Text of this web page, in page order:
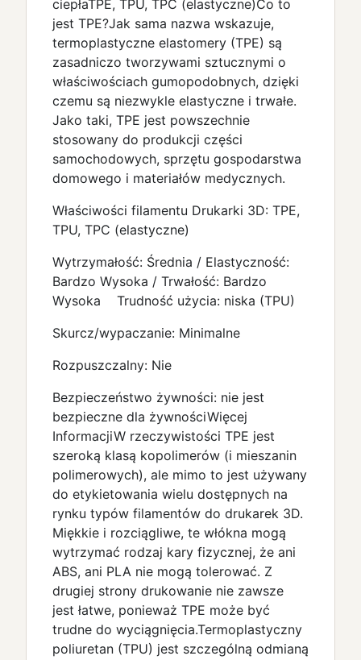
ciepłaTPE, TPU, TPC (elastyczne)Co to
jest TPE?Jak sama nazwa wskazuje,
termoplastyczne elastomery (TPE) są
zasadniczo tworzywami sztucznymi o
właściwościach gumopodobnych, dzięki
czemu są niezwykle elastyczne i trwałe.
Jako taki, TPE jest powszechnie
stosowany do produkcji części
samochodowych, sprzętu gospodarstwa
domowego i materiałów medycznych.
Właściwości filamentu Drukarki 3D: TPE,
TPU, TPC (elastyczne)
Wytrzymałość: Średnia / Elastyczność:
Bardzo Wysoka / Trwałość: Bardzo
Wysoka Trudność użycia: niska (TPU)
Skurcz/wypaczanie: Minimalne
Rozpuszczalny: Nie
Bezpieczeństwo żywności: nie jest
bezpieczne dla żywnościWięcej
InformacjiW rzeczywistości TPE jest
szeroką klasą kopolimerów (i mieszanin
polimerowych), ale mimo to jest używany
do etykietowania wielu dostępnych na
rynku typów filamentów do drukarek 3D.
Miękkie i rozciągliwe, te włókna mogą
wytrzymać rodzaj kary fizycznej, że ani
ABS, ani PLA nie mogą tolerować. Z
drugiej strony drukowanie nie zawsze
jest łatwe, ponieważ TPE może być
trudne do wyciągnięcia.Termoplastyczny
poliuretan (TPU) jest szczególną odmianą